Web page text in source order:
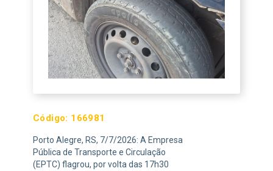
Código: 166981
Porto Alegre, RS, 7/7/2026: A Empresa
Pública de Transporte e Circulação
(EPTC) flagrou, por volta das 17h30